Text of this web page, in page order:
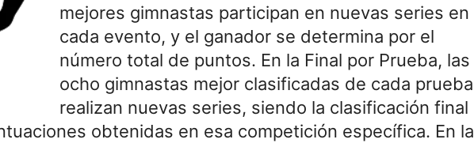
mejores gimnastas participan en nuevas series en
cada evento, y el ganador se determina por el
número total de puntos. En la Final por Prueba, las
ocho gimnastas mejor clasificadas de cada prueba
realizan nuevas series, siendo la clasificación final
obtenidas en esa competición específica. En la